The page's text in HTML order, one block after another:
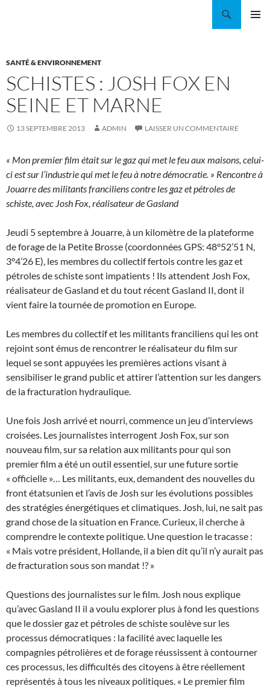
SANTÉ & ENVIRONNEMENT
SCHISTES : JOSH FOX EN
SEINE ET MARNE
13 SEPTEMBRE 2013 ADMIN LAISSER UN COMMENTAIRE
« Mon premier film était sur le gaz qui met le feu aux maisons, celui-
ci est sur l’industrie qui met le feu à notre démocratie. » Rencontre à
Jouarre des militants franciliens contre les gaz et pétroles de
schiste, avec Josh Fox, réalisateur de Gasland
Jeudi 5 septembre à Jouarre, à un kilomètre de la plateforme
de forage de la Petite Brosse (coordonnées GPS: 48°52’51 N,
3°4’26 E), les membres du collectif fertois contre les gaz et
pétroles de schiste sont impatients ! Ils attendent Josh Fox,
réalisateur de Gasland et du tout récent Gasland II, dont il
vient faire la tournée de promotion en Europe.
Les membres du collectif et les militants franciliens qui les ont
rejoint sont émus de rencontrer le réalisateur du film sur
lequel se sont appuyées les premières actions visant à
sensibiliser le grand public et attirer l’attention sur les dangers
de la fracturation hydraulique.
Une fois Josh arrivé et nourri, commence un jeu d’interviews
croisées. Les journalistes interrogent Josh Fox, sur son
nouveau film, sur sa relation aux militants pour qui son
premier film a été un outil essentiel, sur une future sortie
« officielle »… Les militants, eux, demandent des nouvelles du
front étatsunien et l’avis de Josh sur les évolutions possibles
des stratégies énergétiques et climatiques. Josh, lui, ne sait pas
grand chose de la situation en France. Curieux, il cherche à
comprendre le contexte politique. Une question le tracasse :
« Mais votre président, Hollande, il a bien dit qu’il n’y aurait pas
de fracturation sous son mandat !? »
Questions des journalistes sur le film. Josh nous explique
qu’avec Gasland II il a voulu explorer plus à fond les questions
que le dossier gaz et pétroles de schiste soulève sur les
processus démocratiques : la facilité avec laquelle les
compagnies pétrolières et de forage réussissent à contourner
ces processus, les difficultés des citoyens à être réellement
représentés à tous les niveaux politiques. « Le premier film